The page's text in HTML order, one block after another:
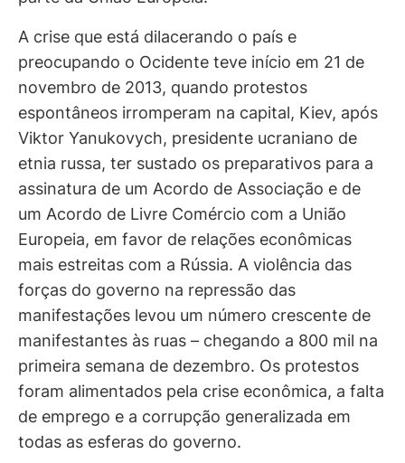
A crise que está dilacerando o país e
preocupando o Ocidente teve início em 21 de
novembro de 2013, quando protestos
espontâneos irromperam na capital, Kiev, após
Viktor Yanukovych, presidente ucraniano de
etnia russa, ter sustado os preparativos para a
assinatura de um Acordo de Associação e de
um Acordo de Livre Comércio com a União
Europeia, em favor de relações econômicas
mais estreitas com a Rússia. A violência das
forças do governo na repressão das
manifestações levou um número crescente de
manifestantes às ruas – chegando a 800 mil na
primeira semana de dezembro. Os protestos
foram alimentados pela crise econômica, a falta
de emprego e a corrupção generalizada em
todas as esferas do governo.